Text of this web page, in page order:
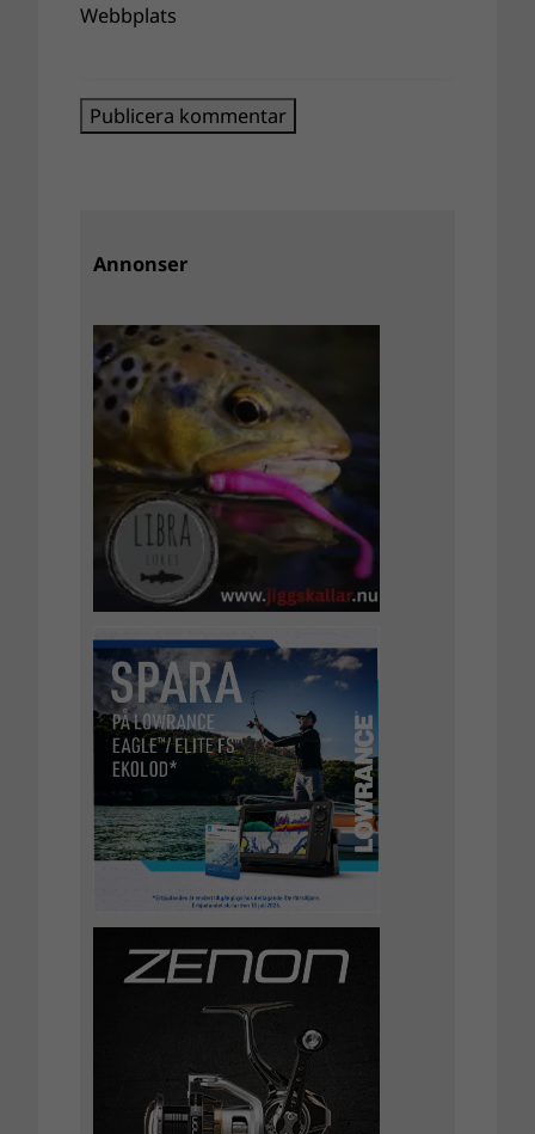
Webbplats
Annonser